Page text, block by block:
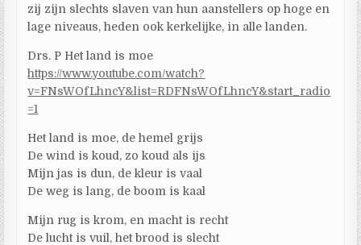
zij zijn slechts slaven van hun aanstellers op hoge en
lage niveaus, heden ook kerkelijke, in alle landen.
Drs. P Het land is moe
https://www.youtube.com/watch?
v=FNsWOfLhncY&list=RDFNsWOfLhncY&start_radio
=1
Het land is moe, de hemel grijs
De wind is koud, zo koud als ijs
Mijn jas is dun, de kleur is vaal
De weg is lang, de boom is kaal
Mijn rug is krom, en macht is recht
De lucht is vuil, het brood is slecht